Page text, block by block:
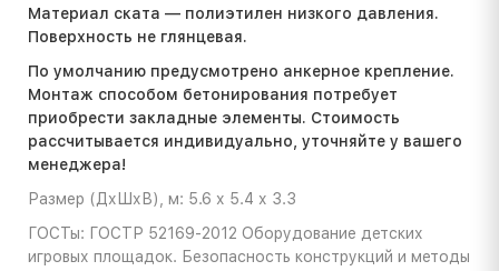
Материал ската — полиэтилен низкого давления.
Поверхность не глянцевая.
По умолчанию предусмотрено анкерное крепление.
Монтаж способом бетонирования потребует
приобрести закладные элементы. Стоимость
расcчитывается индивидуально, уточняйте у вашего
менеджера!
Размер (ДхШхВ), м: 5.6 х 5.4 х 3.3
ГОСТы: ГОСТР 52169-2012 Оборудование детских
игровых площадок. Безопасность конструкций и методы